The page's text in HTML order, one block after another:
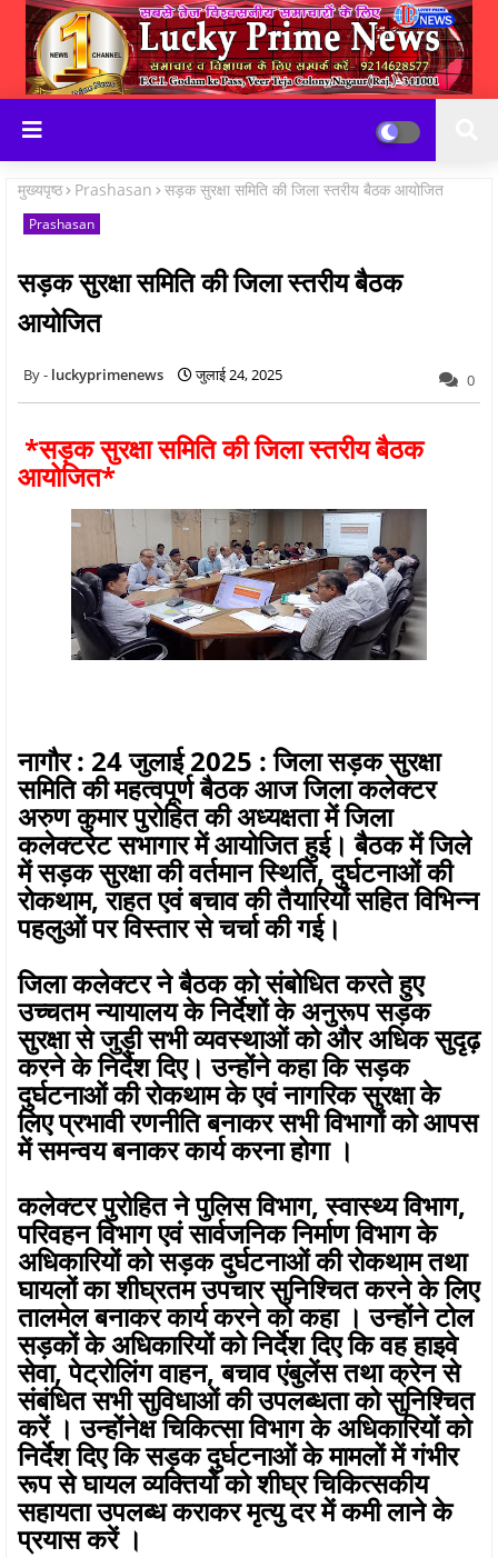
मुख्यपृष्ठ Prashasan सड़क सुरक्षा समिति की जिला स्तरीय बैठक आयोजित
Prashasan
सड़क सुरक्षा समिति की जिला स्तरीय बैठक
आयोजित
luckyprimenews जुलाई 24, 2025 0
*सड़क सुरक्षा समिति की जिला स्तरीय बैठक
आयोजित*
नागौर : 24 जुलाई 2025 : जिला सड़क सुरक्षा
समिति की महत्वपूर्ण बैठक आज जिला कलेक्टर
अरुण कुमार पुरोहित की अध्यक्षता में जिला
कलेक्टरेट सभागार में आयोजित हुई। बैठक में जिले
में सड़क सुरक्षा की वर्तमान स्थिति, दुर्घटनाओं की
रोकथाम, राहत एवं बचाव की तैयारियों सहित विभिन्न
पहलुओं पर विस्तार से चर्चा की गई।
जिला कलेक्टर ने बैठक को संबोधित करते हुए
उच्चतम न्यायालय के निर्देशों के अनुरूप सड़क
सुरक्षा से जुड़ी सभी व्यवस्थाओं को और अधिक सुदृढ़
करने के निर्देश दिए। उन्होंने कहा कि सड़क
दुर्घटनाओं की रोकथाम के एवं नागरिक सुरक्षा के
लिए प्रभावी रणनीति बनाकर सभी विभागों को आपस
में समन्वय बनाकर कार्य करना होगा ।
कलेक्टर पुरोहित ने पुलिस विभाग, स्वास्थ्य विभाग,
परिवहन विभाग एवं सार्वजनिक निर्माण विभाग के
अधिकारियों को सड़क दुर्घटनाओं की रोकथाम तथा
घायलों का शीघ्रतम उपचार सुनिश्चित करने के लिए
तालमेल बनाकर कार्य करने को कहा । उन्होंने टोल
सड़कों के अधिकारियों को निर्देश दिए कि वह हाइवे
सेवा, पेट्रोलिंग वाहन, बचाव एंबुलेंस तथा क्रेन से
संबंधित सभी सुविधाओं की उपलब्धता को सुनिश्चित
करें । उन्होंनेक्ष चिकित्सा विभाग के अधिकारियों को
निर्देश दिए कि सड़क दुर्घटनाओं के मामलों में गंभीर
रूप से घायल व्यक्तियों को शीघ्र चिकित्सकीय
सहायता उपलब्ध कराकर मृत्यु दर में कमी लाने के
प्रयास करें ।